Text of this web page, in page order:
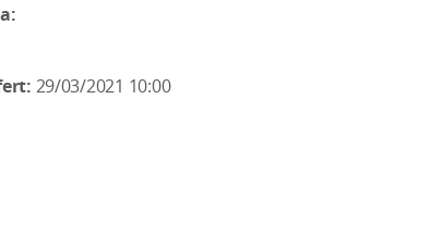
29/03/2021 10:00